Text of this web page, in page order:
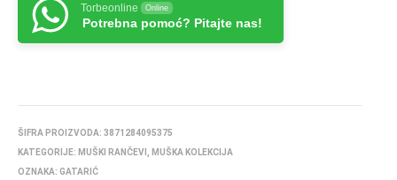
Torbeonline Online
Potrebna pomoć? Pitajte nas!
ŠIFRA PROIZVODA: 3871284095375
KATEGORIJE: MUŠKI RANČEVI
MUŠKA KOLEKCIJA
OZNAKA: GATARIĆ